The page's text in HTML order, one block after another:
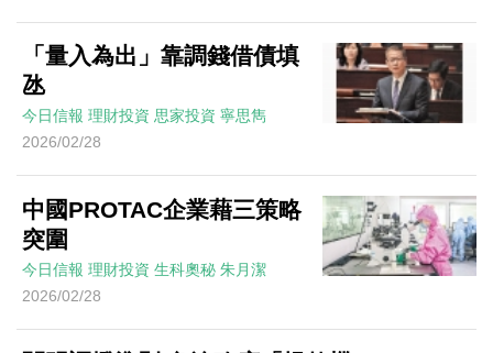
「量入為出」靠調錢借債填
氹
今日信報 理財投資 思家投資 寧思雋
2026/02/28
中國PROTAC企業藉三策略
突圍
今日信報 理財投資 生科奧秘 朱月潔
2026/02/28